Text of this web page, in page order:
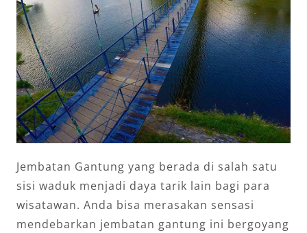
Jembatan Gantung yang berada di salah satu
sisi waduk menjadi daya tarik lain bagi para
wisatawan. Anda bisa merasakan sensasi
mendebarkan jembatan gantung ini bergoyang